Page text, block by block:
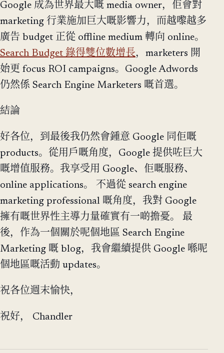
Google 成為世界最大嘅 media owner，佢會對
marketing 行業施加巨大嘅影響力，而越嚟越多
廣告 budget 正從 offline medium 轉向 online。
Search Budget 錄得雙位數增長，marketers 開
始更 focus ROI campaigns。Google Adwords
仍然係 Search Engine Marketers 嘅首選。
結論
好各位，到最後我仍然會鍾意 Google 同佢嘅
products。從用戶嘅角度，Google 提供咗巨大
嘅增值服務。我享受用 Google、佢嘅服務、
online applications。 不過從 search engine
marketing professional 嘅角度，我對 Google
擁有嘅世界性主導力量確實有一啲擔憂。 最
後，作為一個關於呢個地區 Search Engine
Marketing 嘅 blog，我會繼續提供 Google 喺呢
個地區嘅活動 updates。
祝各位週末愉快，
祝好， Chandler